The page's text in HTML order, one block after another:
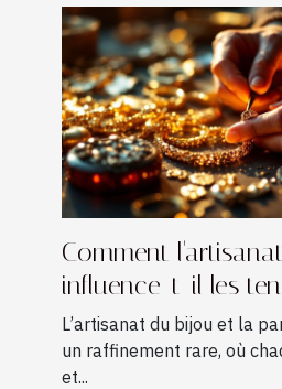
Comment
influence-t-il les
parfumerie ?
L’artisanat du bijou et la
un raffinement rare, où
et...